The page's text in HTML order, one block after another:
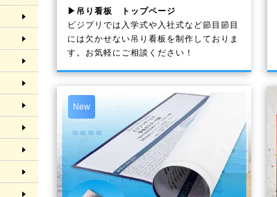
▶吊り看板 トップページ
ビジプリでは入学式や入社式など節目節目
には欠かせない吊り看板を制作しておりま
す。お気軽にご相談ください！
New